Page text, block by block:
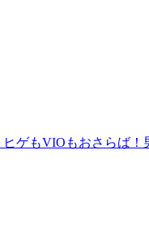
ヒゲもVIOもおさらば